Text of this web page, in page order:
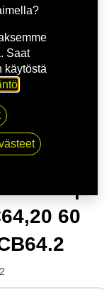
5-114,3 E40
60
Saat
käytöstä